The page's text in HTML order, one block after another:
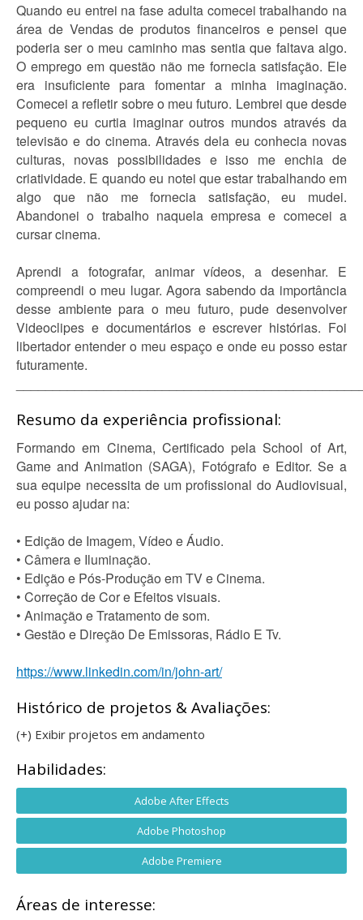
Quando eu entrei na fase adulta comecei trabalhando na
área de Vendas de produtos financeiros e pensei que
poderia ser o meu caminho mas sentia que faltava algo.
O emprego em questão não me fornecia satisfação. Ele
era insuficiente para fomentar a minha imaginação.
Comecei a refletir sobre o meu futuro. Lembrei que desde
pequeno eu curtia imaginar outros mundos através da
televisão e do cinema. Através dela eu conhecia novas
culturas, novas possibilidades e isso me enchia de
criatividade. E quando eu notei que estar trabalhando em
algo que não me fornecia satisfação, eu mudei.
Abandonei o trabalho naquela empresa e comecei a
cursar cinema.
Aprendi a fotografar, animar vídeos, a desenhar. E
compreendi o meu lugar. Agora sabendo da importância
desse ambiente para o meu futuro, pude desenvolver
Videoclipes e documentários e escrever histórias. Foi
libertador entender o meu espaço e onde eu posso estar
futuramente.
Resumo da experiência profissional:
Formando em Cinema, Certificado pela School of Art,
Game and Animation (SAGA), Fotógrafo e Editor. Se a
sua equipe necessita de um profissional do Audiovisual,
eu posso ajudar na:
• Edição de Imagem, Vídeo e Áudio.
• Câmera e Iluminação.
• Edição e Pós-Produção em TV e Cinema.
• Correção de Cor e Efeitos visuais.
• Animação e Tratamento de som.
• Gestão e Direção De Emissoras, Rádio E Tv.
https://www.linkedin.com/in/john-art/
Histórico de projetos & Avaliações:
(+) Exibir projetos em andamento
Habilidades:
Adobe After Effects
Adobe Photoshop
Adobe Premiere
Áreas de interesse: